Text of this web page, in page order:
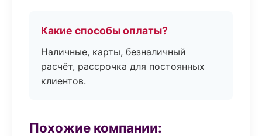
Какие способы оплаты?
Наличные, карты, безналичный
расчёт, рассрочка для постоянных
клиентов.
Похожие компании: